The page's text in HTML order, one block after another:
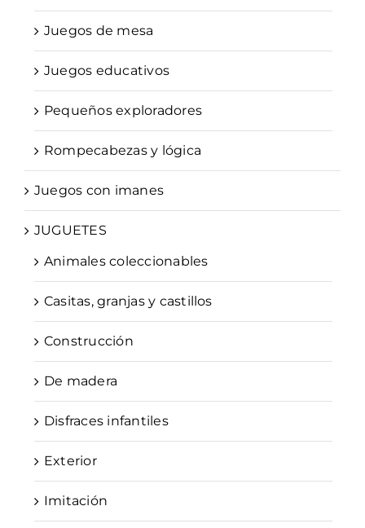
Juegos de mesa
Juegos educativos
Pequeños exploradores
Rompecabezas y lógica
Juegos con imanes
JUGUETES
Animales coleccionables
Casitas, granjas y castillos
Construcción
De madera
Disfraces infantiles
Exterior
Imitación